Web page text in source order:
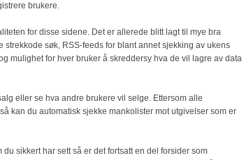
brukere.
for disse sidene. Det er allerede blitt lagt til mye bra
søk, RSS-feeds for blant annet sjekking av ukens
mulighet for hver bruker å skreddersy hva de vil lagre av data
eller se hva andre brukere vil selge. Ettersom alle
kan du automatisk sjekke mankolister mot utgivelser som er
sikkert har sett så er det fortsatt en del forsider som